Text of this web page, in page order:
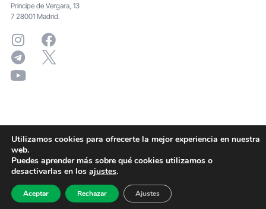
Principe de Vergara, 13
7 28001 Madrid.
Utilizamos cookies para ofrecerte la mejor experiencia en nuestra
web.
Puedes aprender más sobre qué cookies utilizamos o
desactivarlas en los ajustes.
Aceptar Rechazar Ajustes